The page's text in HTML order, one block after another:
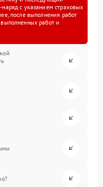
с указанием страховых
после выполнения работ
работ и